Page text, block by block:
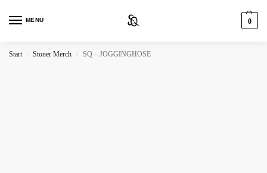
MENU 0
Start / Stoner Merch / SQ – JOGGINGHOSE